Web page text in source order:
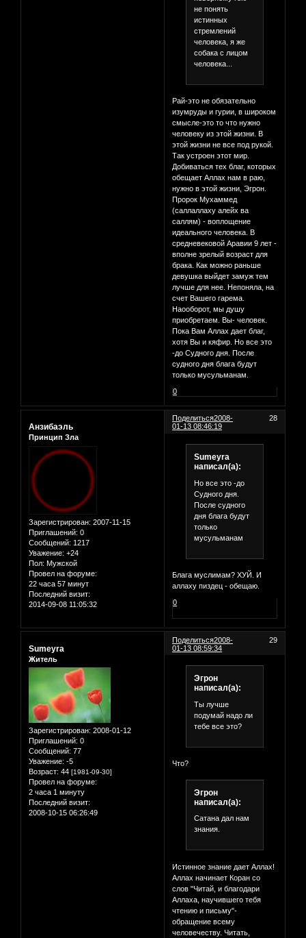
не понять
истинных
стремлений
человека, я же
собака с лицом
человека...
Рай-это не обязательно
изумруды и гурии, в широком
смысле-это то что нужно
человеку из этой жизни. В
этой жизни не все под рукой.
Так устроен этот мир.
Добиваться тех благ, которых
обещает Аллах нам в раю,
нужно в этой жизни, Эгрон.
Пророк Мухаммед
(саллаллаху алейх ва
саллям) - воплощение
идеального человека. В
средневековой Аравии 9 лет -
вполне зрелый возраст для
брака. Как можно раньше
девушка выйдет замуж тем
лучше для нее. Непоняла, на
счет Вашего гарема.
Наооборот, мы душу
приобретаем. Вы- человек.
Пока Вам Аллах дает благ,
хотя Вы и кяфир. Но все это
-до Судного дня. После
судного дня блага будут
только мусульманам.
0
Поделиться 28
2008-
01-13 08:46:19
Анзибаэль
Принцип Зла
Зарегистрирован: 2007-11-15
Приглашений: 0
Сообщений: 1217
Уважение: +24
Пол: Мужской
Провел на форуме:
22 часа 57 минут
Последний визит:
2014-09-08 11:05:32
Sumeyra
написал(а):
Но все это -до
Судного дня.
После судного
дня блага будут
только
мусульманам
Блага муслимам? ХУЙ. И
аллаху пиздец - обещаю.
0
Поделиться 29
2008-
01-13 08:59:34
Sumeyra
Житель
Зарегистрирован: 2008-01-12
Приглашений: 0
Сообщений: 77
Уважение: -5
Возраст: 44 [1981-09-30]
Провел на форуме:
2 часа 1 минуту
Последний визит:
2008-10-15 06:26:49
Эгрон
написал(а):
Ты лучше
подумай надо ли
тебе все это?
Что?
Эгрон
написал(а):
Сатана дал нам
знания.
Истинное знание дает Аллах!
Аллах начинает Коран со
слов "Читай, и благодари
Аллаха, научившего тебя
чтению и письму"-
обращение всему
человечеству. Читать,